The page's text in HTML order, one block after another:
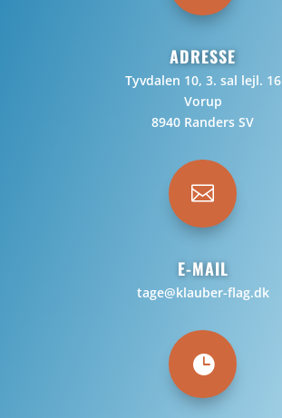
ADRESSE
Tyvdalen 10, 3. sal lejl. 16
Vorup
8940 Randers SV

E-MAIL
tage@klauber-flag.dk
